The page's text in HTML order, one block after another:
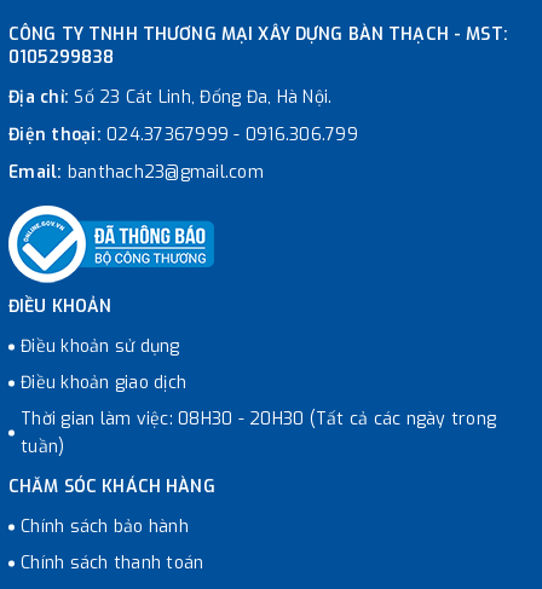
CÔNG TY TNHH THƯƠNG MẠI XÂY DỰNG BÀN THẠCH - MST:
0105299838
Địa chỉ:Số 23 Cát Linh, Đống Đa, Hà Nội.
Điện thoại: 024.37367999 - 0916.306.799
Email: banthach23@gmail.com
ĐIỀU KHOẢN
Điều khoản sử dụng
Điều khoản giao dịch
Thời gian làm việc: 08H30 - 20H30 (Tất cả các ngày trong
tuần)
CHĂM SÓC KHÁCH HÀNG
Chính sách bảo hành
Chính sách thanh toán